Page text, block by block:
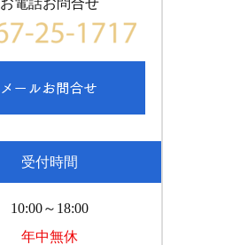
受付時間
10:00～18:00
年中無休